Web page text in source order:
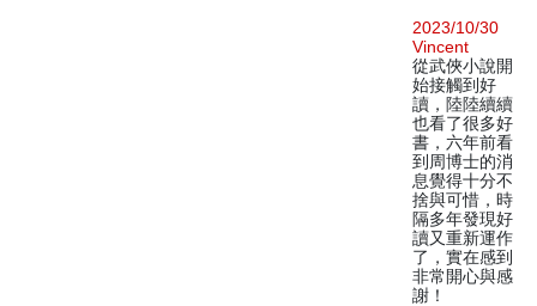
2023/10/30
Vincent
從武俠小說開
始接觸到好
讀，陸陸續續
也看了很多好
書，六年前看
到周博士的消
息覺得十分不
捨與可惜，時
隔多年發現好
讀又重新運作
了，實在感到
非常開心與感
謝！